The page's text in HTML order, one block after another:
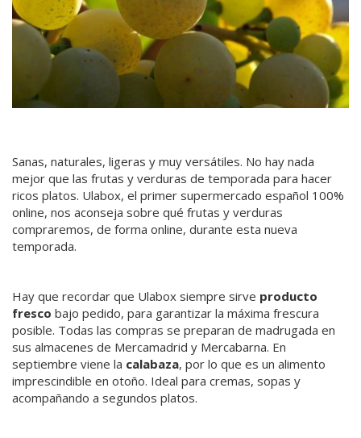
Sanas, naturales, ligeras y muy versátiles. No hay nada
mejor que las frutas y verduras de temporada para hacer
ricos platos. Ulabox, el primer supermercado español 100%
online, nos aconseja sobre qué frutas y verduras
compraremos, de forma online, durante esta nueva
temporada.
Hay que recordar que Ulabox siempre sirve producto
fresco bajo pedido, para garantizar la máxima frescura
posible. Todas las compras se preparan de madrugada en
sus almacenes de Mercamadrid y Mercabarna. En
septiembre viene la calabaza, por lo que es un alimento
imprescindible en otoño. Ideal para cremas, sopas y
acompañando a segundos platos.